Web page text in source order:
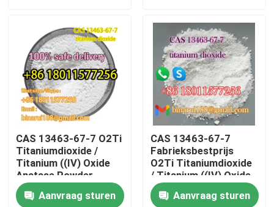
Video's
Over ons
Fabriekstocht
Kwaliteitscontrole
Vraag een offerte
CAS 13463-67-7 O2Ti
Titaniumdioxide /
Titanium ((IV) Oxide
Anatase Powder
Ready Stock
Aanvraag sturen
CAS 13463-67-7
Fabrieksbestprijs
O2Ti Titaniumdioxide
/ Titanium ((IV) Oxide
Anorganische
pigmentenAanvraag sturen